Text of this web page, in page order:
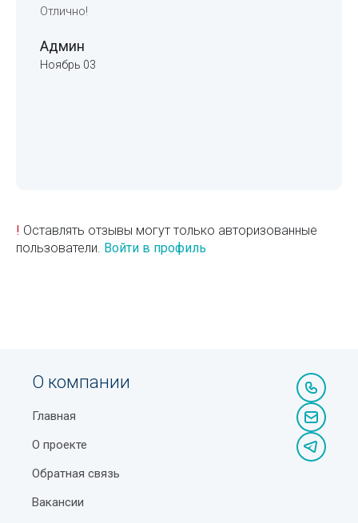
Отлично!
Админ
Ноябрь 03
! Оставлять отзывы могут только авторизованные
пользователи. Войти в профиль
О компании
Главная
О проекте
Обратная связь
Вакансии